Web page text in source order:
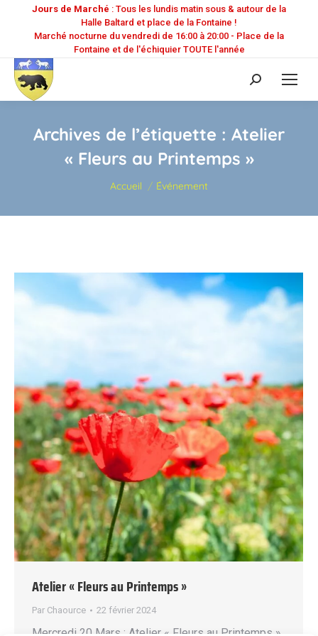
Jours de Marché : Tous les lundis matin sous & autour de la
Halle Baltard et place de la Fontaine !
Marché nocturne du vendredi de 16:00 à 20:00 - Place de la
Fontaine et de l'échiquier TOUTE l'année
Recherche
:
Archives de l’étiquette : Atelier
« Fleurs au Printemps »
Vous êtes ici :
Accueil Événement
Atelier « Fleurs au Printemps »
Par Chaource 22 février 2024
Mercredi 20 Mars : Atelier « Fleurs au Printemps »